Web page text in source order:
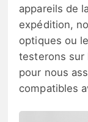
appareils de
expédition,
optiques ou
testerons sur
pour nous
compatibles